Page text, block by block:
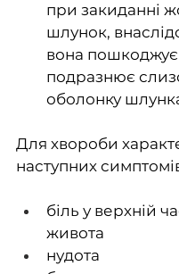
при закиданні
шлунок,
вона
подразнює
оболонку
Для хвороби
наступних
біль у верхній
живота
нудота